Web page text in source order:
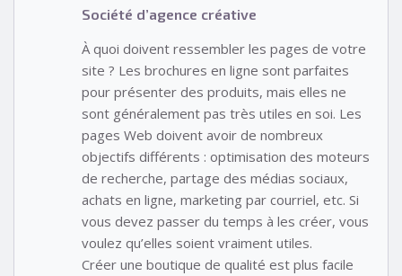
Société d’agence créative
À quoi doivent ressembler les pages de votre
site ? Les brochures en ligne sont parfaites
pour présenter des produits, mais elles ne
sont généralement pas très utiles en soi. Les
pages Web doivent avoir de nombreux
objectifs différents : optimisation des moteurs
de recherche, partage des médias sociaux,
achats en ligne, marketing par courriel, etc. Si
vous devez passer du temps à les créer, vous
voulez qu’elles soient vraiment utiles.
Créer une boutique de qualité est plus facile